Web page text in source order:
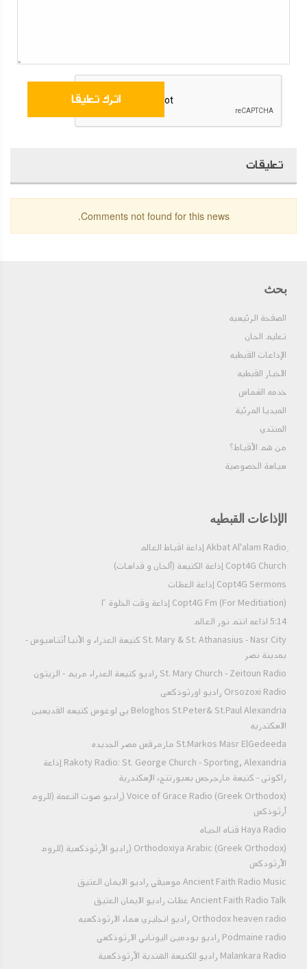
تعليقات
Comments not found for this news.
بحث
الصفحة الرئيسيه
تعليم الحان
الإذاعات القبطيه
الاخبار القبطيه
خدمه الشماس
الميديا المرئية
المنتدي
من هم الأقباط؟‎
سياسة الخصوصية
الإذاعات القبطيه
Copt4G Church إذاعة الكنيسة (ألحان و قداسات)
Copt4G Sermons إذاعة العظات
Copt4G Fm (For Meditiation) إذاعة وقت الخلوة ٢
5:14 اذاعه انتم نور العالم
St. Mary & St. Athanasius - Nasr City كنيسة العذراء و الأنبا أثناسيوس -
بمدينة نصر
St. Mary Church - Zeitoun Radio راديو كنيسة العذراء مريم - الزيتون
Orsozoxi Radio راديو اورثوذكسى
Beloghos St.Peter& St.Paul Alexandria بي لوغوس كنيسه القديسين
الاسكندريه
St.Markos Masr ElGedeeda مارمرقس مصر الجديده
Rakoty Radio: St. George Church - Sporting, Alexandria إذاعة
راكوتى - كنيسة مارجرجس بسبورتنج، الإسكندرية
Voice of Grace Radio (Greek Orthodox) (راديو صوت النعمة (للروم
أرثوذكس
Haya Radio قناه الحياه
Orthodoxiya Arabic (Greek Orthodox) (راديو الأرثوذكسية (للروم
الأرثودكس
Ancient Faith Radio Music موسيقي راديو الايمان العتيق
Ancient Faith Radio Talk عظات راديو الايمان العتيق
Orthodox heaven radio راديو انجليزي سماء الارثوذكسيه
Podmaine radio راديو بودمين اليوناني الارثوذكسي
Malankara Radio راديو للكنيسة الهندية الأرثوذكسية